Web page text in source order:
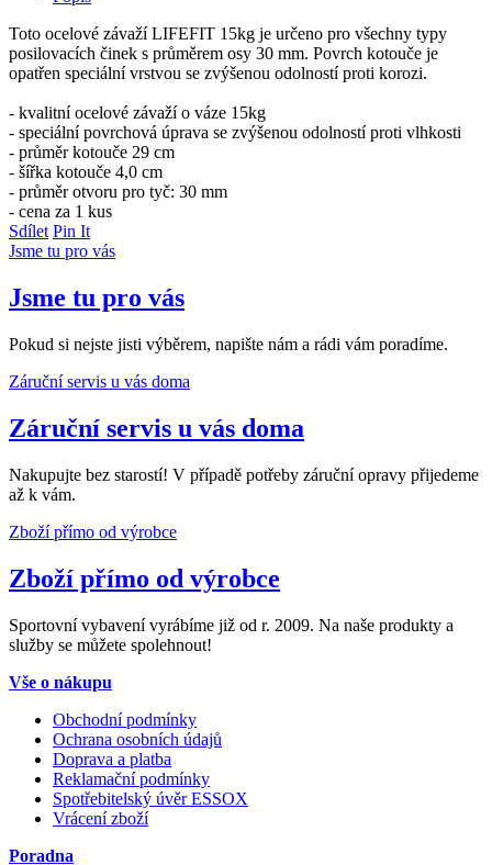
Toto ocelové závaží LIFEFIT 15kg je určeno pro všechny typy
posilovacích činek s průměrem osy 30 mm. Povrch kotouče je
opatřen speciální vrstvou se zvýšenou odolností proti korozi.
- kvalitní ocelové závaží o váze 15kg
- speciální povrchová úprava se zvýšenou odolností proti vlhkosti
- průměr kotouče 29 cm
- šířka kotouče 4,0 cm
- průměr otvoru pro tyč: 30 mm
- cena za 1 kus
Sdílet Pin It
Jsme tu pro vás
Jsme tu pro vás
Pokud si nejste jisti výběrem, napište nám a rádi vám poradíme.
Záruční servis u vás doma
Záruční servis u vás doma
Nakupujte bez starostí! V případě potřeby záruční opravy přijedeme
až k vám.
Zboží přímo od výrobce
Zboží přímo od výrobce
Sportovní vybavení vyrábíme již od r. 2009. Na naše produkty a
služby se můžete spolehnout!
Vše o nákupu
Obchodní podmínky
Ochrana osobních údajů
Doprava a platba
Reklamační podmínky
Spotřebitelský úvěr ESSOX
Vrácení zboží
Poradna